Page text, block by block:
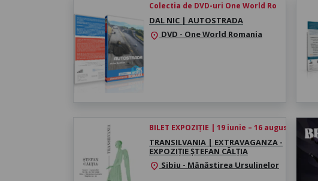
Colectia de DVD-uri One World Ro
DAL NIC | AUTOSTRADA
location_on DVD - One World Romania
BILET EXPOZIȚIE | 19 iunie – 16 august 2026
TRANSILVANIA | EXTRAVAGANZA -
EXPOZIȚIE ȘTEFAN CÂLȚIA
location_on Sibiu - Mănăstirea Ursulinelor